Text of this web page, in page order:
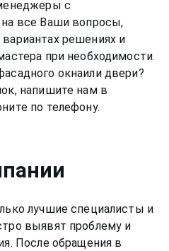
с
все Ваши вопросы,
решениях и
при необходимости.
окнаили двери?
напишите нам в
по телефону.
лучшие специалисты и
выявят проблему и
После обращения в